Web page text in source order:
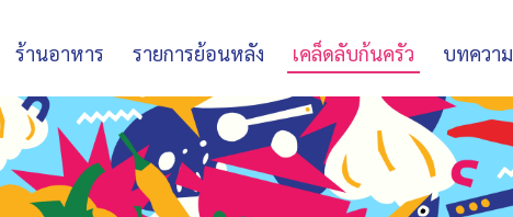
ร้านอาหาร รายการย้อนหลัง เคล็ดลับก้นครัว บทความ